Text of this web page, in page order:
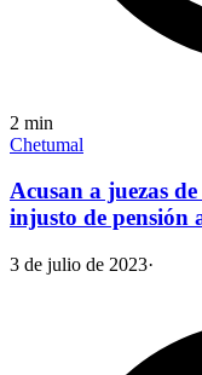
2 min
Chetumal
Acusan a juezas
injusto de pensión
3 de julio de 2023·